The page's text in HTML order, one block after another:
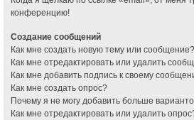
конференцию!
Создание сообщений
Как мне создать новую тему или сообщение?
Как мне отредактировать или удалить
Как мне добавить подпись к своему
Как мне создать опрос?
Почему я не могу добавить больше
Как мне отредактировать или удалить